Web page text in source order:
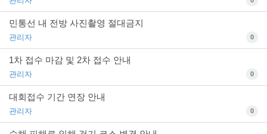
민통선 내 전방 사진촬영 절대금지
관리자 0
1차 접수 마감 및 2차 접수 안내
관리자 0
대회접수 기간 연장 안내
관리자 0